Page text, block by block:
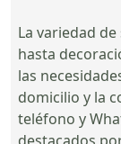
La variedad
hasta
las
domicilio y la
teléfono y
destacados